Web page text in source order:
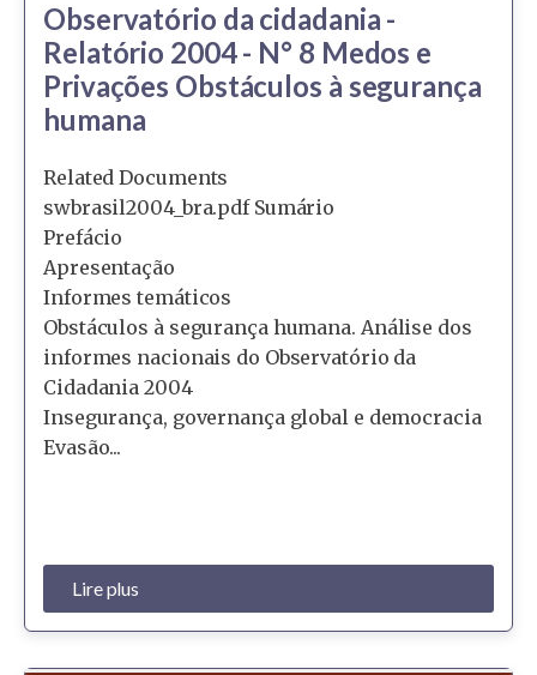
Observatório da cidadania -
Relatório 2004 - N° 8 Medos e
Privações Obstáculos à segurança
humana
Related Documents
swbrasil2004_bra.pdf Sumário
Prefácio
Apresentação
Informes temáticos
Obstáculos à segurança humana. Análise dos
informes nacionais do Observatório da
Cidadania 2004
Insegurança, governança global e democracia
Evasão...
Lire plus